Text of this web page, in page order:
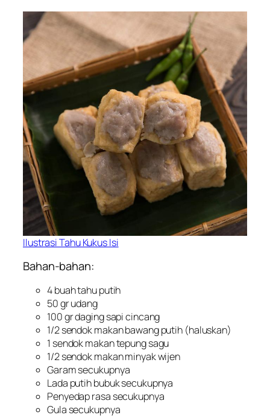
Ilustrasi Tahu Kukus Isi
Bahan-bahan:
4 buah tahu putih
50 gr udang
100 gr daging sapi cincang
1/2 sendok makan bawang putih (haluskan)
1 sendok makan tepung sagu
1/2 sendok makan minyak wijen
Garam secukupnya
Lada putih bubuk secukupnya
Penyedap rasa secukupnya
Gula secukupnya